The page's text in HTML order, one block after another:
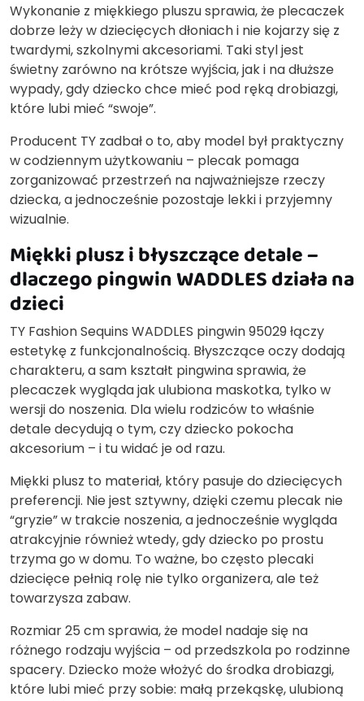
Wykonanie z miękkiego pluszu sprawia, że plecaczek
dobrze leży w dziecięcych dłoniach i nie kojarzy się z
twardymi, szkolnymi akcesoriami. Taki styl jest
świetny zarówno na krótsze wyjścia, jak i na dłuższe
wypady, gdy dziecko chce mieć pod ręką drobiazgi,
które lubi mieć “swoje”.
Producent TY zadbał o to, aby model był praktyczny
w codziennym użytkowaniu – plecak pomaga
zorganizować przestrzeń na najważniejsze rzeczy
dziecka, a jednocześnie pozostaje lekki i przyjemny
wizualnie.
Miękki plusz i błyszczące detale –
dlaczego pingwin WADDLES działa na
dzieci
TY Fashion Sequins WADDLES pingwin 95029 łączy
estetykę z funkcjonalnością. Błyszczące oczy dodają
charakteru, a sam kształt pingwina sprawia, że
plecaczek wygląda jak ulubiona maskotka, tylko w
wersji do noszenia. Dla wielu rodziców to właśnie
detale decydują o tym, czy dziecko pokocha
akcesorium – i tu widać je od razu.
Miękki plusz to materiał, który pasuje do dziecięcych
preferencji. Nie jest sztywny, dzięki czemu plecak nie
“gryzie” w trakcie noszenia, a jednocześnie wygląda
atrakcyjnie również wtedy, gdy dziecko po prostu
trzyma go w domu. To ważne, bo często plecaki
dziecięce pełnią rolę nie tylko organizera, ale też
towarzysza zabaw.
Rozmiar 25 cm sprawia, że model nadaje się na
różnego rodzaju wyjścia – od przedszkola po rodzinne
spacery. Dziecko może włożyć do środka drobiazgi,
które lubi mieć przy sobie: małą przekąskę, ulubioną